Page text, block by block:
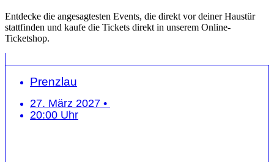
Entdecke die angesagtesten Events, die direkt vor deiner Haustür
stattfinden und kaufe die Tickets direkt in unserem Online-
Ticketshop.
Prenzlau
27. März 2027 •
20:00 Uhr